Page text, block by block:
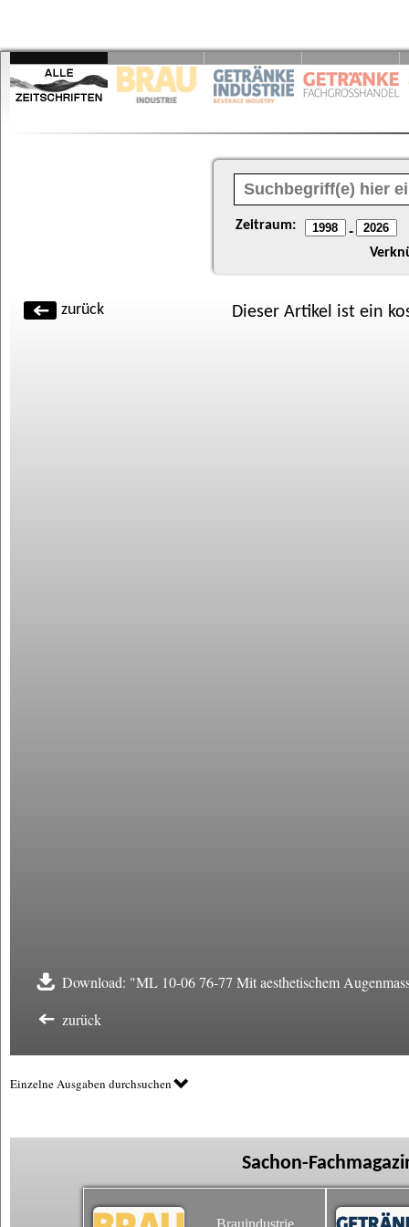
Zeitraum: -
zurück Dieser Artikel ist ein
Download: "ML 10-06 76-77 Mit aesthetischem
zurück
Einzelne Ausgaben durchsuchen
Sachon-
Brauindustrie